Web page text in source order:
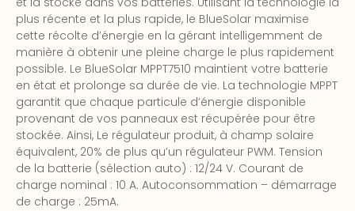
plus récente et la plus rapide, le BlueSolar maximise
cette récolte d’énergie en la gérant intelligemment de
manière à obtenir une pleine charge le plus rapidement
possible. Le BlueSolar MPPT7510 maintient votre batterie
en état et prolonge sa durée de vie. La technologie MPPT
garantit que chaque particule d’énergie disponible
provenant de vos panneaux est récupérée pour être
stockée. Ainsi, Le régulateur produit, à champ solaire
équivalent, 20% de plus qu’un régulateur PWM. Tension
de la batterie (sélection auto) : 12/24 V. Courant de
charge nominal : 10 A. Autoconsommation – démarrage
de charge : 25mA.